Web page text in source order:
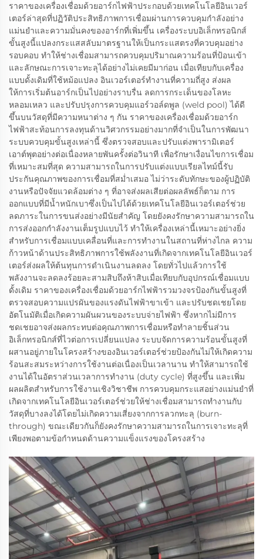
ราคาของเครื่องเชื่อมด้วยอาร์กไฟฟ้าประกอบด้วยเทคโนโลยีอินเวอร์
เตอร์ล่าสุดที่ปฏิวัติประสิทธิภาพการเชื่อมผ่านการควบคุมกำลังอย่าง
แม่นยำและความมั่นคงของอาร์กที่เพิ่มขึ้น เครื่องระบบอิเล็กทรอนิกส์
ขั้นสูงนี้แปลงกระแสสลับมาตรฐานให้เป็นกระแสตรงที่ควบคุมอย่าง
รอบคอบ ทำให้ช่างเชื่อมสามารถควบคุมปริมาณความร้อนที่ป้อนเข้า
และลักษณะการเจาะทะลุได้อย่างไม่เคยมีมาก่อน เมื่อเทียบกับเครื่อง
แบบดั้งเดิมที่ใช้หม้อแปลง อินเวอร์เตอร์ทำงานที่ความถี่สูง ส่งผล
ให้การเริ่มต้นอาร์กเป็นไปอย่างราบรื่น ลดการกระเด็นของโลหะ
หลอมเหลว และปรับปรุงการควบคุมแอร์วอล์ดพูล (weld pool) ได้ดี
ขึ้นบนวัสดุที่มีความหนาต่าง ๆ กัน ราคาของเครื่องเชื่อมด้วยอาร์ก
ไฟฟ้าสะท้อนการลงทุนด้านวิศวกรรมอย่างมากที่จำเป็นในการพัฒนา
ระบบควบคุมขั้นสูงเหล่านี้ ซึ่งตรวจสอบและปรับแต่งพารามิเตอร์
เอาต์พุตอย่างต่อเนื่องหลายพันครั้งต่อวินาที เพื่อรักษาเงื่อนไขการเชื่อม
ที่เหมาะสมที่สุด ความสามารถในการปรับแต่งแบบเรียลไทม์นี้รับ
ประกันคุณภาพของการเชื่อมที่สม่ำเสมอ ไม่ว่าระดับทักษะของผู้ปฏิบัติ
งานหรือปัจจัยแวดล้อมต่าง ๆ ที่อาจส่งผลเสียต่อผลลัพธ์ก็ตาม การ
ออกแบบที่มีน้ำหนักเบาซึ่งเป็นไปได้ด้วยเทคโนโลยีอินเวอร์เตอร์ช่วย
ลดภาระในการขนส่งอย่างมีนัยสำคัญ โดยยังคงรักษาความสามารถใน
การส่งออกกำลังงานเต็มรูปแบบไว้ ทำให้เครื่องเหล่านี้เหมาะอย่างยิ่ง
สำหรับการเชื่อมแบบเคลื่อนที่และการทำงานในสถานที่ห่างไกล ความ
ก้าวหน้าด้านประสิทธิภาพการใช้พลังงานที่เกิดจากเทคโนโลยีอินเวอร์
เตอร์ส่งผลให้ต้นทุนการดำเนินงานลดลง โดยทั่วไปแล้วการใช้
พลังงานจะลดลงร้อยละสามสิบถึงห้าสิบเมื่อเทียบกับอุปกรณ์เชื่อมแบบ
ดั้งเดิม ราคาของเครื่องเชื่อมด้วยอาร์กไฟฟ้ารวมวงจรป้องกันขั้นสูงที่
ตรวจสอบความแปรผันของแรงดันไฟฟ้าขาเข้า และปรับชดเชยโดย
อัตโนมัติเมื่อเกิดความผันผวนของระบบจ่ายไฟฟ้า ซึ่งหากไม่มีการ
ชดเชยอาจส่งผลกระทบต่อคุณภาพการเชื่อมหรือทำลายชิ้นส่วน
อิเล็กทรอนิกส์ที่ไวต่อการเปลี่ยนแปลง ระบบจัดการความร้อนขั้นสูงที่
ผสานอยู่ภายในโครงสร้างของอินเวอร์เตอร์ช่วยป้องกันไม่ให้เกิดความ
ร้อนสะสมระหว่างการใช้งานต่อเนื่องเป็นเวลานาน ทำให้สามารถใช้
งานได้ในอัตราส่วนเวลาการทำงาน (duty cycle) ที่สูงขึ้น และเพิ่ม
ผลผลิตสำหรับการใช้งานเชิงวิชาชีพ การควบคุมกระแสอย่างแม่นยำที่
เกิดจากเทคโนโลยีอินเวอร์เตอร์ช่วยให้ช่างเชื่อมสามารถทำงานกับ
วัสดุที่บางลงได้โดยไม่เกิดความเสี่ยงจากการลวกทะลุ (burn-
through) ขณะเดียวกันก็ยังคงรักษาความสามารถในการเจาะทะลุที่
เพียงพอตามข้อกำหนดด้านความแข็งแรงของโครงสร้าง